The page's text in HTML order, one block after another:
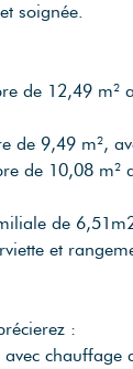
soignée.
de 12,49 m²
de 9,49 m²,
de 10,08 m²
de
et
:
chauffage